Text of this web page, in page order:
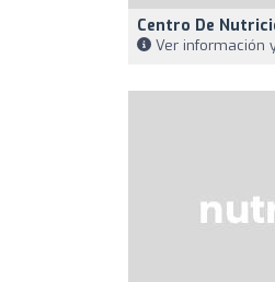
Centro De
Ver información